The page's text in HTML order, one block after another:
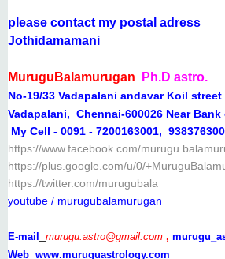
please contact my postal adress
Jothidamamani
MuruguBalamurugan Ph.D astro.
No-19/33 Vadapalani andavar Koil street
Vadapalani, Chennai-600026 Near
My Cell - 0091 - 7200163001,
https://www.facebook.com/
https://plus.google.com/u/0/
https://twitter.com/murugubala
youtube / murugubalamurugan
E-mail murugu.astro@gmail.com ,
Web www.muruguastrology.com